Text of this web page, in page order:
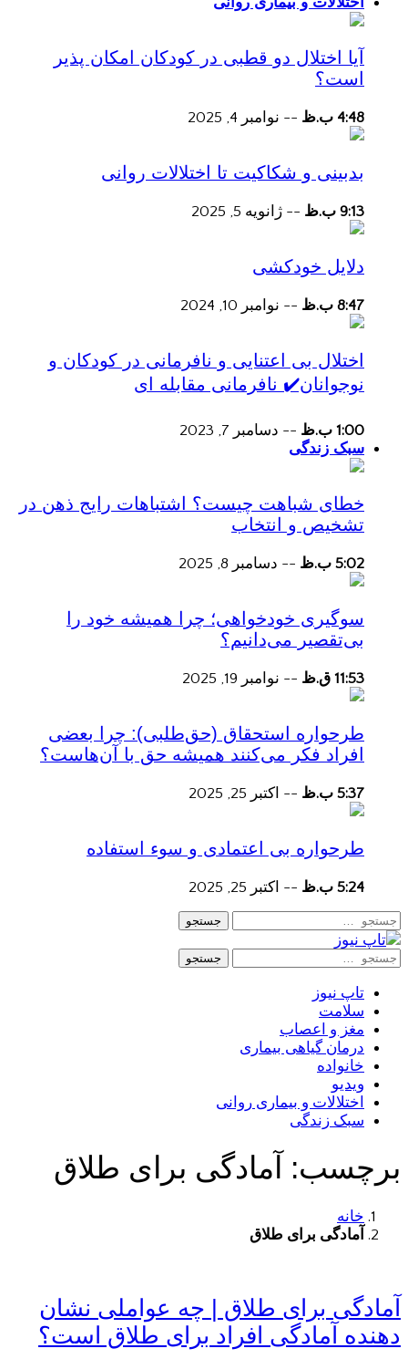
آیا اختلال دو قطبی در کودکان امکان پذیر
است؟
4:48 ب.ظ -- نوامبر 4, 2025
بدبینی و شکاکیت تا اختلالات روانی
9:13 ب.ظ -- ژانویه 5, 2025
دلایل خودکشی
8:47 ب.ظ -- نوامبر 10, 2024
اختلال بی اعتنایی و نافرمانی در کودکان و
نوجوانان✔️ نافرمانی مقابله ای
1:00 ب.ظ -- دسامبر 7, 2023
سبک زندگی
خطای شباهت چیست؟ اشتباهات رایج ذهن در
تشخیص و انتخاب
5:02 ب.ظ -- دسامبر 8, 2025
سوگیری خودخواهی؛ چرا همیشه خود را
بی‌تقصیر می‌دانیم؟
11:53 ق.ظ -- نوامبر 19, 2025
طرحواره استحقاق (حق‌طلبی): چرا بعضی
افراد فکر می‌کنند همیشه حق با آن‌هاست؟
5:37 ب.ظ -- اکتبر 25, 2025
طرحواره بی اعتمادی و سوء استفاده
5:24 ب.ظ -- اکتبر 25, 2025
جستجو
جستجو
تاپ نیوز
سلامت
مغز و اعصاب
درمان گیاهی بیماری
خانواده
ویدیو
اختلالات و بیماری روانی
سبک زندگی
برچسب: آمادگی برای طلاق
خانه
آمادگی برای طلاق
آمادگی برای طلاق | چه عواملی نشان
دهنده آمادگی افراد برای طلاق است؟